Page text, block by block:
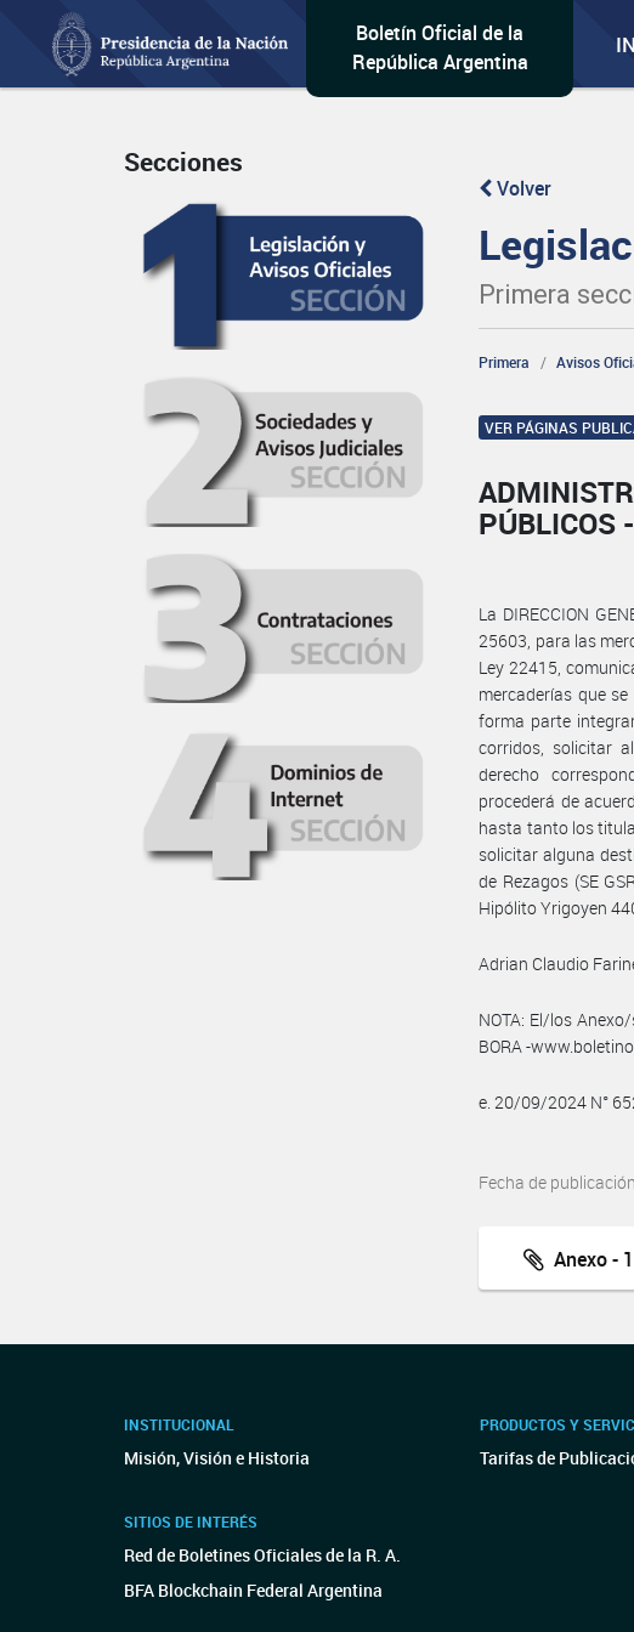
Boletín Oficial de la
República Argentina
Secciones
Volver
Primera
Primera Avisos
VER PÁGINAS
PÚBLICOS
La DIRECCION
25603, para las
Ley 22415,
mercaderías que
forma parte
corridos, solicitar
derecho
procederá de
hasta tanto los
solicitar alguna
de Rezagos (SE
Hipólito Yrigoyen
Adrian Claudio
NOTA: El/los
BORA -
e. 20/09/2024 N°
Fecha de
Anexo - 1
INSTITUCIONAL
Misión, Visión e Historia
SITIOS DE INTERÉS
Red de Boletines Oficiales de la R. A.
BFA Blockchain Federal Argentina
PRODUCTOS Y
Tarifas de